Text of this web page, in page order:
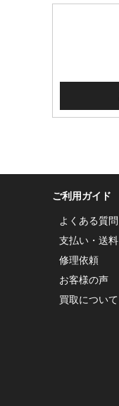
ご利用ガイド
よくある質問
支払い・送料
修理依頼
お客様の声
買取について